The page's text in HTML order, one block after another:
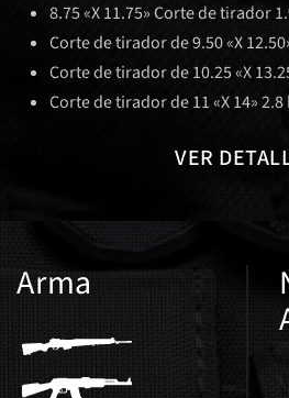
8.75 «X 11.75» Corte de tirador
Corte de tirador de 9.50 «X
Corte de tirador de 10.25 «X
Corte de tirador de 11 «X 14» 2.8
VER
Arma